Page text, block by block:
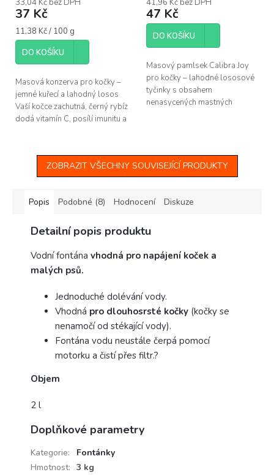
37 Kč
Měrná
cena:
11,38 Kč / 100 g
DO KOŠÍKU
Masová konzerva pro kočky –
jemné kuřecí a lahodný losos
Vaší kočce zachutná, černý rybíz
dodá vitamín C, posílí imunitu a
47 Kč
DO KOŠÍKU
Masový pamlsek Calibra Joy
pro kočky – lahodné lososové
tyčinky s obsahem
nenasycených mastných
ZOBRAZIT VŠECHNY SOUVISEJÍCÍ PRODUKTY
Popis Podobné (8) Hodnocení Diskuze
Detailní popis produktu
Vodní fontána vhodná pro napájení koček a
malých psů.
Jednoduché dolévání vody.
Vhodná pro dlouhosrsté kočky (kočky se
nenamočí od stékající vody).
Fontána vodu neustále čerpá pomocí
motorku a čistí přes filtr.?
Objem
2 l
Doplňkové parametry
Kategorie:
Fontánky
Hmotnost: 3 kg